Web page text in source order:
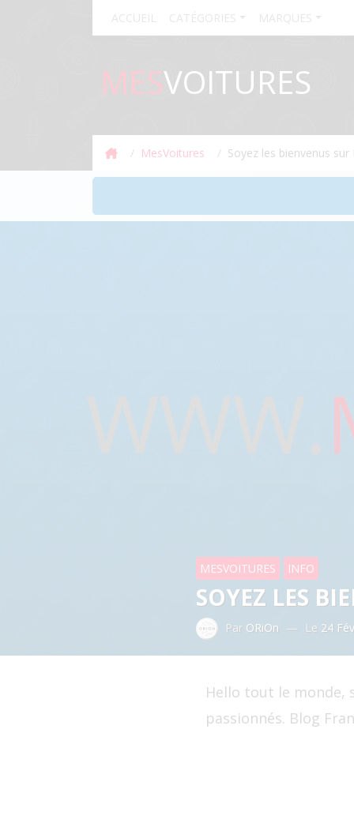
ACCUEIL CATÉGORIES MARQUES
MESVOITURES
MesVoitures Soyez les bienvenus sur
MESVOITURES INFO
SOYEZ LES
Par ORiOn — Le 24
Hello tout le monde,
passionnés. Blog